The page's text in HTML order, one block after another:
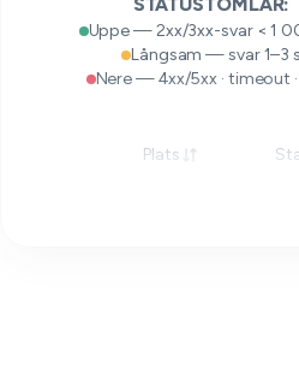
Uppe — 2xx/3xx-svar < 1
Långsam — svar 1–3 s
Nere — 4xx/5xx · timeout ·
Plats